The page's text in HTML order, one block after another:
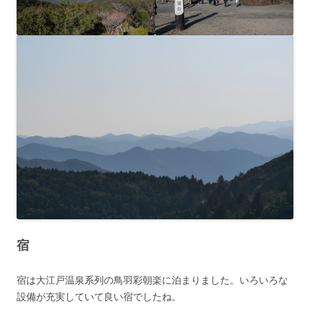
宿
宿は大江戸温泉系列の鳥羽彩朝楽に泊まりました。いろいろな
設備が充実していて良い宿でしたね。